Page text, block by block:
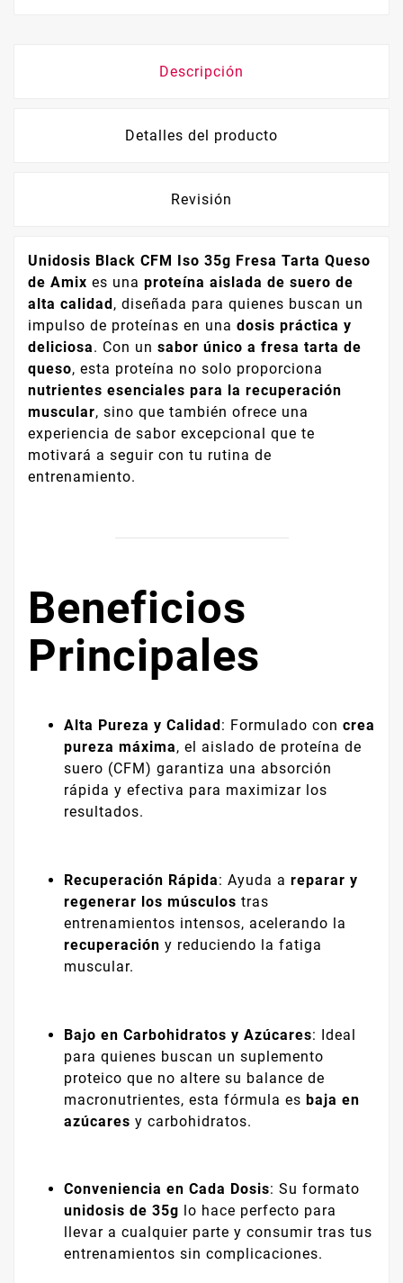
Descripción
Detalles del producto
Revisión
Unidosis Black CFM Iso 35g Fresa Tarta Queso
de Amix es una proteína aislada de suero de
alta calidad, diseñada para quienes buscan un
impulso de proteínas en una dosis práctica y
deliciosa. Con un sabor único a fresa tarta de
queso, esta proteína no solo proporciona
nutrientes esenciales para la recuperación
muscular, sino que también ofrece una
experiencia de sabor excepcional que te
motivará a seguir con tu rutina de
entrenamiento.
Beneficios
Principales
Alta Pureza y Calidad : Formulado con crea
pureza máxima, el aislado de proteína de
suero (CFM) garantiza una absorción
rápida y efectiva para maximizar los
resultados.
Recuperación Rápida: Ayuda a reparar y
regenerar los músculos tras
entrenamientos intensos, acelerando la
recuperación y reduciendo la fatiga
muscular.
Bajo en Carbohidratos y Azúcares: Ideal
para quienes buscan un suplemento
proteico que no altere su balance de
macronutrientes, esta fórmula es baja en
azúcares y carbohidratos.
Conveniencia en Cada Dosis: Su formato
unidosis de 35g lo hace perfecto para
llevar a cualquier parte y consumir tras tus
entrenamientos sin complicaciones.